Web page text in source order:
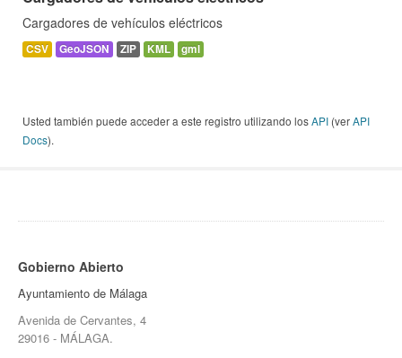
Cargadores de vehículos eléctricos
CSV GeoJSON ZIP KML gml
Usted también puede acceder a este registro utilizando losAPI (verAPI
Docs).
Gobierno Abierto
Ayuntamiento de Málaga
Avenida de Cervantes, 4
29016 - MÁLAGA.